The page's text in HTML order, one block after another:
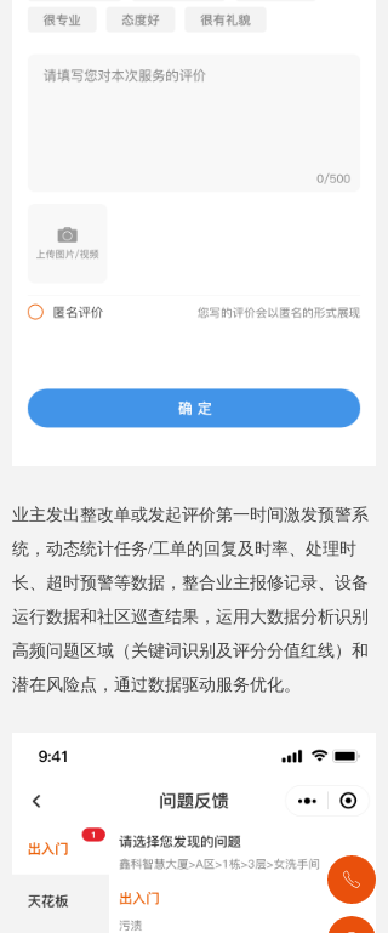
业主发出整改单或发起评价第一时间激发预警系
统，动态统计任务/工单的回复及时率、处理时
长、超时预警等数据，整合业主报修记录、设备
运行数据和社区巡查结果，运用大数据分析识别
高频问题区域（关键词识别及评分分值红线）和
潜在风险点，通过数据驱动服务优化。
ꂅ